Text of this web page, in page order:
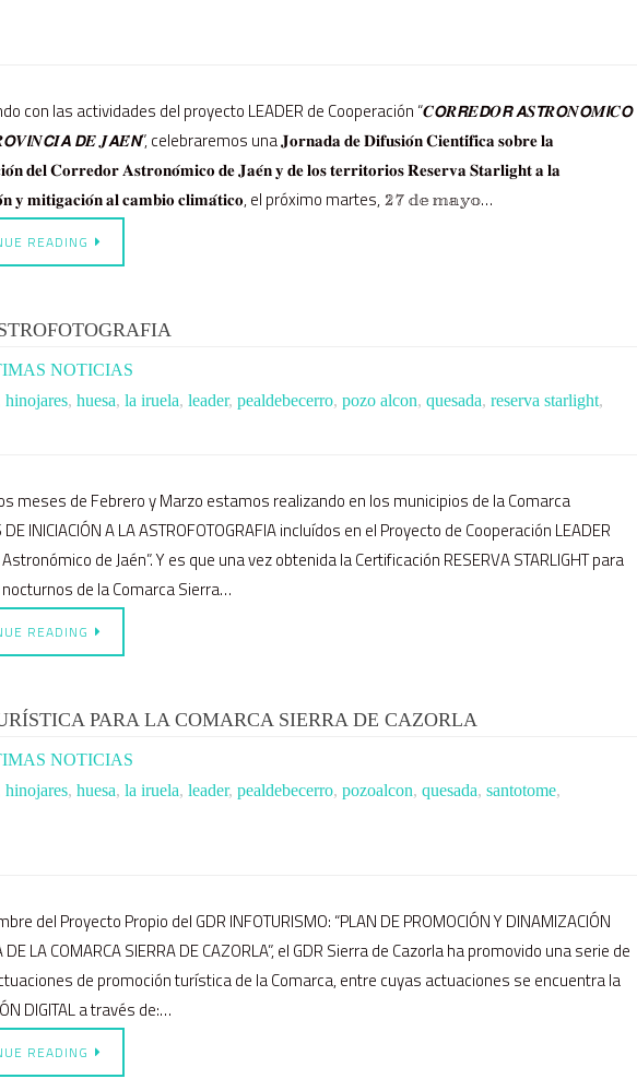
con las actividades del proyecto LEADER de Cooperación “𝑪𝙊𝑹𝙍𝑬𝘿𝑶𝙍 𝘼𝑺𝙏𝑹𝙊𝑵𝙊́𝑴𝙄𝑪𝙊
𝘿𝑬 𝑱𝘼𝑬́𝙉”, celebraremos una 𝐉𝐨𝐫𝐧𝐚𝐝𝐚 𝐝𝐞 𝐃𝐢𝐟𝐮𝐬𝐢𝐨́𝐧 𝐂𝐢𝐞𝐧𝐭𝐢́𝐟𝐢𝐜𝐚 𝐬𝐨𝐛𝐫𝐞 𝐥𝐚
𝐝𝐞𝐥 𝐂𝐨𝐫𝐫𝐞𝐝𝐨𝐫 𝐀𝐬𝐭𝐫𝐨𝐧𝐨́𝐦𝐢𝐜𝐨 𝐝𝐞 𝐉𝐚𝐞́𝐧 𝐲 𝐝𝐞 𝐥𝐨𝐬 𝐭𝐞𝐫𝐫𝐢𝐭𝐨𝐫𝐢𝐨𝐬 𝐑𝐞𝐬𝐞𝐫𝐯𝐚 𝐒𝐭𝐚𝐫𝐥𝐢𝐠𝐡𝐭 𝐚 𝐥𝐚
𝐲 𝐦𝐢𝐭𝐢𝐠𝐚𝐜𝐢𝐨́𝐧 𝐚𝐥 𝐜𝐚𝐦𝐛𝐢𝐨 𝐜𝐥𝐢𝐦𝐚́𝐭𝐢𝐜𝐨, el próximo martes, 𝟚𝟟 𝕕𝕖 𝕞𝕒𝕪𝕠…
READING
NOTICIAS
hinojares, huesa, la iruela, leader, pealdebecerro, pozo alcon, quesada, reserva starlight,
meses de Febrero y Marzo estamos realizando en los municipios de la Comarca
DE INICIACIÓN A LA ASTROFOTOGRAFIA incluídos en el Proyecto de Cooperación LEADER
de Jaén”. Y es que una vez obtenida la Certificación RESERVA STARLIGHT para
de la Comarca Sierra…
READING
PARA LA COMARCA SIERRA DE CAZORLA
NOTICIAS
hinojares, huesa, la iruela, leader, pealdebecerro, pozoalcon, quesada, santotome,
del Proyecto Propio del GDR INFOTURISMO: “PLAN DE PROMOCIÓN Y DINAMIZACIÓN
DE LA COMARCA SIERRA DE CAZORLA”, el GDR Sierra de Cazorla ha promovido una serie de
de promoción turística de la Comarca, entre cuyas actuaciones se encuentra la
DIGITAL a través de:…
READING